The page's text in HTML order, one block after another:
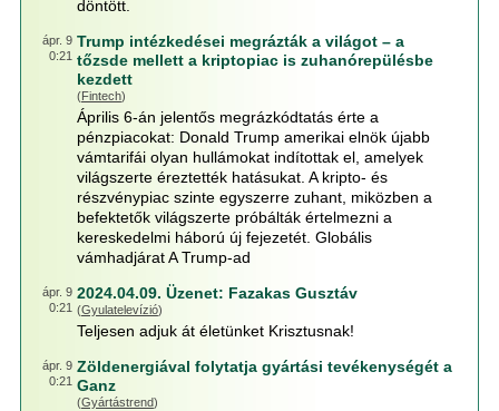
döntött.
ápr. 9
0:21
Trump intézkedései megrázták a világot – a
tőzsde mellett a kriptopiac is zuhanórepülésbe
kezdett
(Fintech)
Április 6-án jelentős megrázkódtatás érte a
pénzpiacokat: Donald Trump amerikai elnök újabb
vámtarifái olyan hullámokat indítottak el, amelyek
világszerte éreztették hatásukat. A kripto- és
részvénypiac szinte egyszerre zuhant, miközben a
befektetők világszerte próbálták értelmezni a
kereskedelmi háború új fejezetét. Globális
vámhadjárat A Trump-ad
ápr. 9
0:21
2024.04.09. Üzenet: Fazakas Gusztáv
(Gyulatelevízió)
Teljesen adjuk át életünket Krisztusnak!
ápr. 9
0:21
Zöldenergiával folytatja gyártási tevékenységét a
Ganz
(Gyártástrend)